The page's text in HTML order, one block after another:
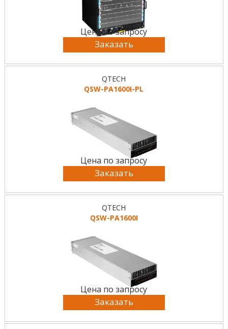
Цена по запросу
Заказать
QTECH
QSW-PA1600I-PL
Цена по запросу
Заказать
QTECH
QSW-PA1600I
Цена по запросу
Заказать